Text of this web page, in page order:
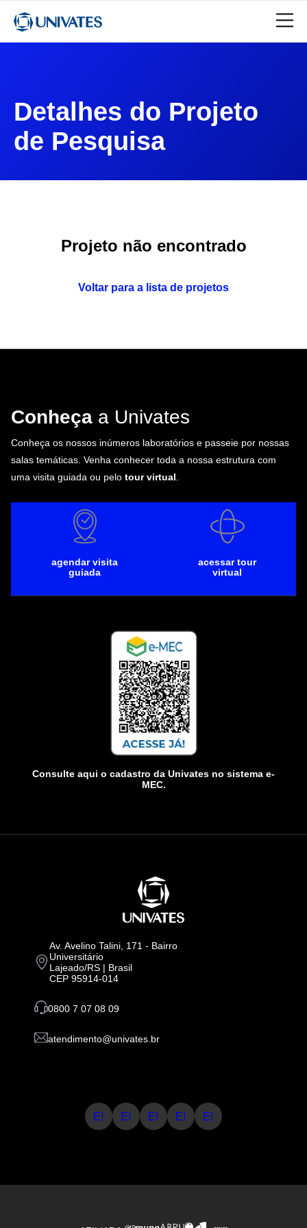
Detalhes do Projeto
de Pesquisa
Projeto não encontrado
Voltar para a lista de projetos
Conheça a Univates
Conheça os nossos inúmeros laboratórios e passeie por nossas
salas temáticas. Venha conhecer toda a nossa estrutura com
uma visita guiada ou pelo tour virtual
agendar visita
guiada
acessar tour
virtual
Consulte aqui o cadastro da Univates no sistema e-
MEC.
Av. Avelino Talini, 171 - Bairro
Universitário
Lajeado/RS | Brasil
CEP 95914-014
0800 7 07 08 09
atendimento@univates.br
E! E! E! E! E!